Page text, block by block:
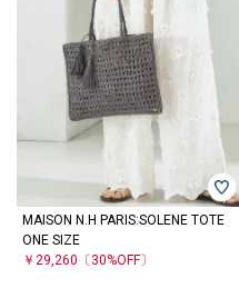
MAISON N.H PARIS:SOLENE TOTE
ONE SIZE
￥29,260 〔30%OFF〕